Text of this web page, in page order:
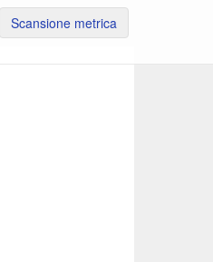
Scansione metrica